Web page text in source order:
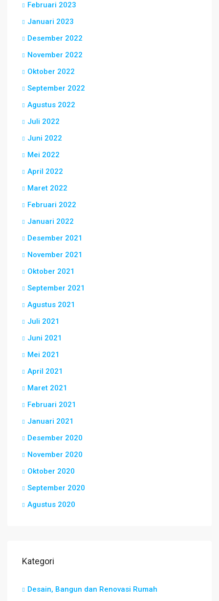
Februari 2023
Januari 2023
Desember 2022
November 2022
Oktober 2022
September 2022
Agustus 2022
Juli 2022
Juni 2022
Mei 2022
April 2022
Maret 2022
Februari 2022
Januari 2022
Desember 2021
November 2021
Oktober 2021
September 2021
Agustus 2021
Juli 2021
Juni 2021
Mei 2021
April 2021
Maret 2021
Februari 2021
Januari 2021
Desember 2020
November 2020
Oktober 2020
September 2020
Agustus 2020
Kategori
Desain, Bangun dan Renovasi Rumah